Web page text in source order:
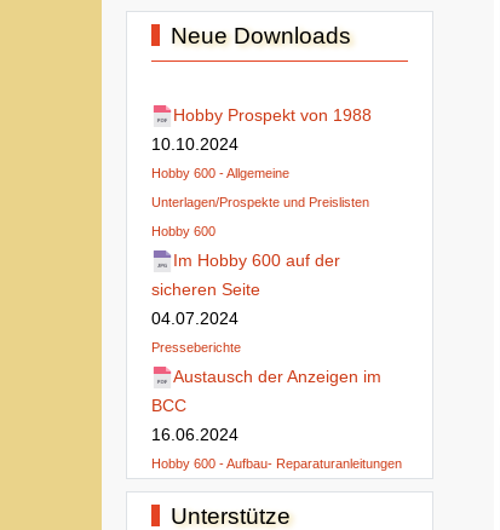
Neue Downloads
Hobby Prospekt von 1988
10.10.2024
Hobby 600 - Allgemeine
Unterlagen/Prospekte und Preislisten
Hobby 600
Im Hobby 600 auf der
sicheren Seite
04.07.2024
Presseberichte
Austausch der Anzeigen im
BCC
16.06.2024
Hobby 600 - Aufbau- Reparaturanleitungen
Unterstütze